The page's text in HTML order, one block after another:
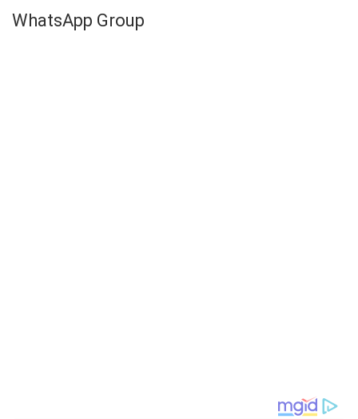
WhatsApp Group